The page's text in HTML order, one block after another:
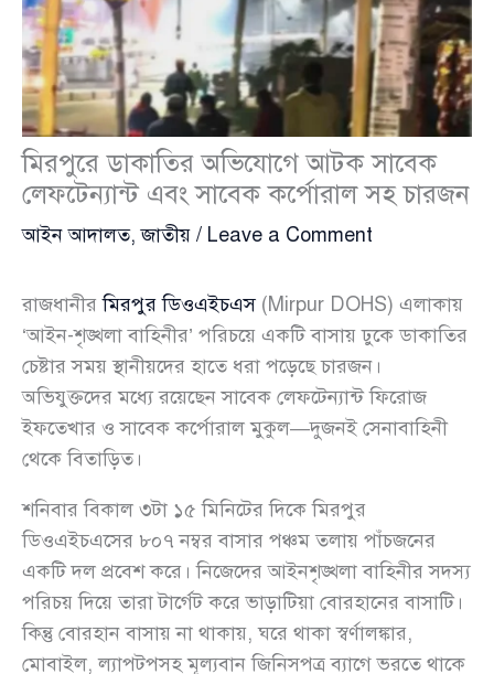
মিরপুরে ডাকাতির অভিযোগে আটক সাবেক
লেফটেন্যান্ট এবং সাবেক কর্পোরাল সহ চারজন
আইন আদালত,জাতীয় / Leave a Comment
রাজধানীরমিরপুর ডিওএইচএস(Mirpur DOHS) এলাকায়
‘আইন-শৃঙ্খলা বাহিনীর’ পরিচয়ে একটি বাসায় ঢুকে ডাকাতির
চেষ্টার সময় স্থানীয়দের হাতে ধরা পড়েছে চারজন।
অভিযুক্তদের মধ্যে রয়েছেন সাবেক লেফটেন্যান্ট ফিরোজ
ইফতেখার ও সাবেক কর্পোরাল মুকুল—দুজনই সেনাবাহিনী
থেকে বিতাড়িত।
শনিবার বিকাল ৩টা ১৫ মিনিটের দিকে মিরপুর
ডিওএইচএসের ৮০৭ নম্বর বাসার পঞ্চম তলায় পাঁচজনের
একটি দল প্রবেশ করে। নিজেদের আইনশৃঙ্খলা বাহিনীর সদস্য
পরিচয় দিয়ে তারা টার্গেট করে ভাড়াটিয়া বোরহানের বাসাটি।
কিন্তু বোরহান বাসায় না থাকায়, ঘরে থাকা স্বর্ণালঙ্কার,
মোবাইল, ল্যাপটপসহ মূল্যবান জিনিসপত্র ব্যাগে ভরতে থাকে